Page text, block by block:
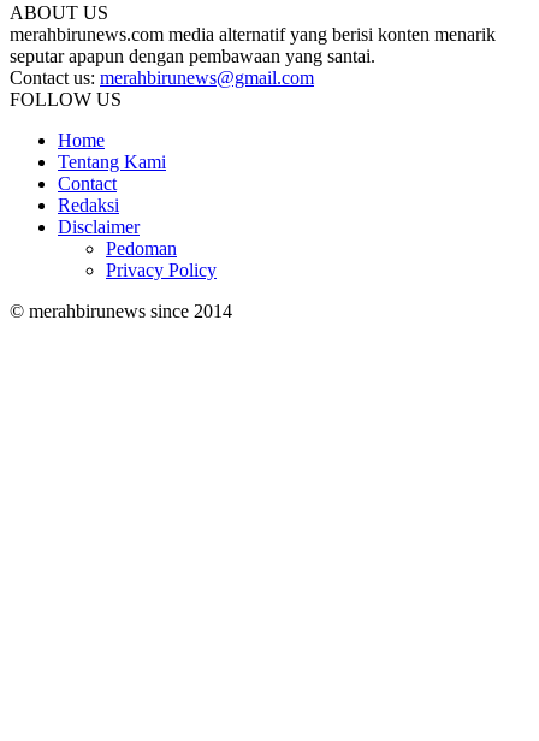
ABOUT US
merahbirunews.com media alternatif yang berisi konten menarik
seputar apapun dengan pembawaan yang santai.
Contact us: merahbirunews@gmail.com
FOLLOW US
Home
Tentang Kami
Contact
Redaksi
Disclaimer
Pedoman
Privacy Policy
© merahbirunews since 2014